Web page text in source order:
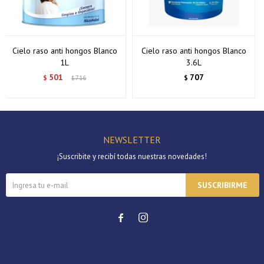
Cielo raso anti hongos Blanco
1L
$ 501 $716
Cielo raso anti hongos Blanco
3.6L
$ 707
NEWSLETTER
¡Suscribite y recibí todas nuestras novedades!
SUSCRIBIRME
 